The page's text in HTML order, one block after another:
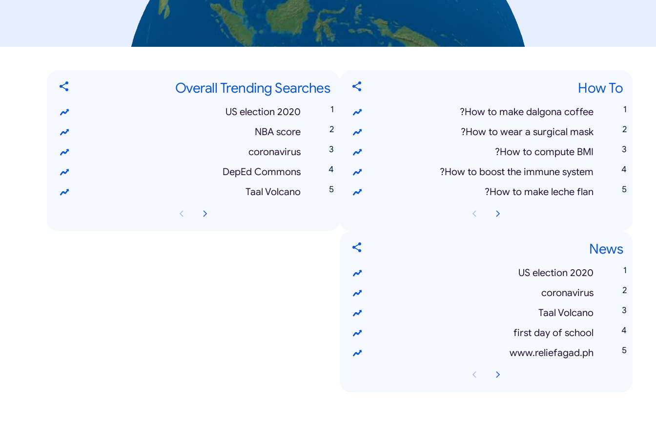
How To
How to make dalgona coffee?
How to wear a surgical mask?
How to compute BMI?
How to boost the immune system?
How to make leche flan?
Overall Trending Searches
US election 2020
NBA score
coronavirus
DepEd Commons
Taal Volcano
News
US election 2020
coronavirus
Taal Volcano
first day of school
www.reliefagad.ph